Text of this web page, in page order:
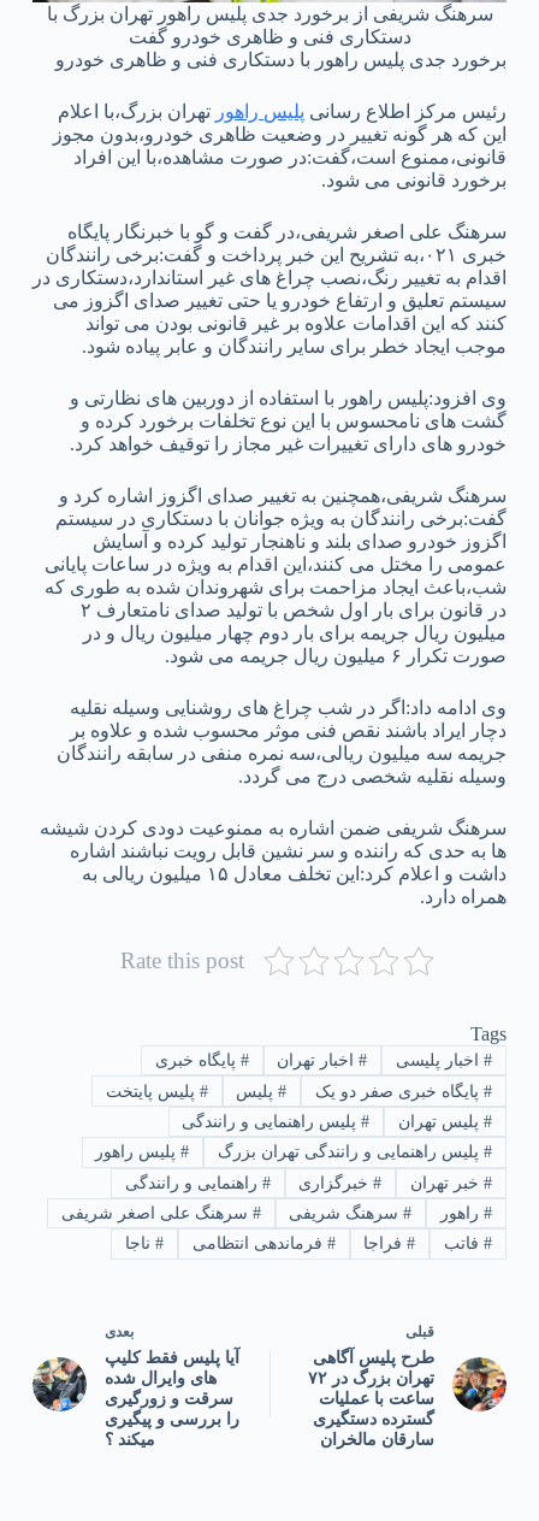
سرهنگ شریفی از برخورد جدی پلیس راهور تهران بزرگ با
دستکاری فنی و ظاهری خودرو گفت
برخورد جدی پلیس راهور با دستکاری فنی و ظاهری خودرو
رئیس مرکز اطلاع رسانی پلیس راهور تهران بزرگ،با اعلام
این که هر گونه تغییر در وضعیت ظاهری خودرو،بدون مجوز
قانونی،ممنوع است،گفت:در صورت مشاهده،با این افراد
برخورد قانونی می شود.
سرهنگ علی اصغر شریفی،در گفت و گو با خبرنگار پایگاه
خبری ۰۲۱،به تشریح این خبر پرداخت و گفت:برخی رانندگان
اقدام به تغییر رنگ،نصب چراغ های غیر استاندارد،دستکاری در
سیستم تعلیق و ارتفاع خودرو یا حتی تغییر صدای اگزوز می
کنند که این اقدامات علاوه بر غیر قانونی بودن می تواند
موجب ایجاد خطر برای سایر رانندگان و عابر پیاده شود.
وی افزود:پلیس راهور با استفاده از دوربین های نظارتی و
گشت های نامحسوس با این نوع تخلفات برخورد کرده و
خودرو های دارای تغییرات غیر مجاز را توقیف خواهد کرد.
سرهنگ شریفی،همچنین به تغییر صدای اگزوز اشاره کرد و
گفت:برخی رانندگان به ویژه جوانان با دستکاری در سیستم
اگزوز خودرو صدای بلند و ناهنجار تولید کرده و آسایش
عمومی را مختل می کنند،این اقدام به ویژه در ساعات پایانی
شب،باعث ایجاد مزاحمت برای شهروندان شده به طوری که
در قانون برای بار اول شخص با تولید صدای نامتعارف ۲
میلیون ریال جریمه برای بار دوم چهار میلیون ریال و در
صورت تکرار ۶ میلیون ریال جریمه می شود.
وی ادامه داد:اگر در شب چراغ های روشنایی وسیله نقلیه
دچار ایراد باشند نقص فنی موثر محسوب شده و علاوه بر
جریمه سه میلیون ریالی،سه نمره منفی در سابقه رانندگان
وسیله نقلیه شخصی درج می گردد.
سرهنگ شریفی ضمن اشاره به ممنوعیت دودی کردن شیشه
ها به حدی که راننده و سر نشین قابل رویت نباشند اشاره
داشت و اعلام کرد:این تخلف معادل ۱۵ میلیون ریالی به
همراه دارد.
Rate this post
Tags
#اخبار پلیسی #اخبار تهران # پایگاه خبری
#پایگاه خبری صفر دو یک #پلیس # پلیس پایتخت
#پلیس تهران #پلیس راهنمایی و رانندگی
#پلیس راهنمایی و رانندگی تهران بزرگ #پلیس راهور
#خبر تهران #خبرگزاری # راهنمایی و رانندگی
#راهور #سرهنگ شریفی # سرهنگ علی اصغر شریفی
#فاتب #فراجا # فرماندهی انتظامی # ناجا
قبلی
طرح پلیس آگاهی
تهران بزرگ در ۷۲
ساعت با عملیات
گسترده دستگیری
سارقان مالخران
بعدی
آیا پلیس فقط کلیپ
های وایرال شده
سرقت و زورگیری
را بررسی و پیگیری
میکند ؟